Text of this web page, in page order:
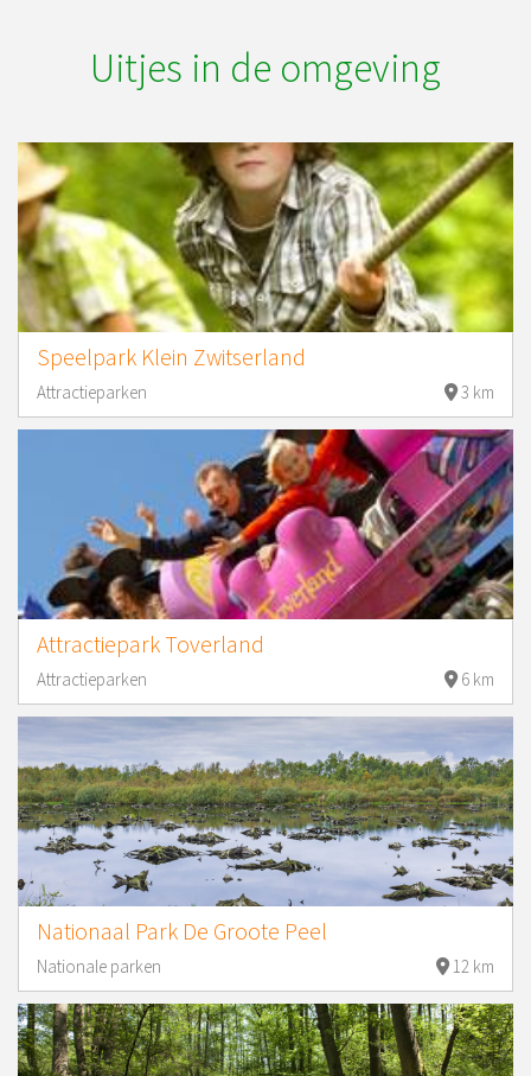
Uitjes in de omgeving
Speelpark Klein Zwitserland
Attractieparken 3 km
Attractiepark Toverland
Attractieparken 6 km
Nationaal Park De Groote Peel
Nationale parken 12 km